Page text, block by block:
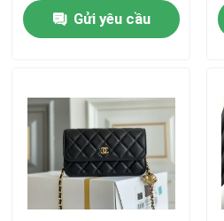
Các sản phẩm
Video
Gửi yêu cầu